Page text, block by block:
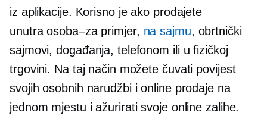
iz aplikacije. Korisno je ako prodajete
unutraosoba–zaprimjer, na sajmu, obrtnički
sajmovi, događanja, telefonom ili u fizičkoj
trgovini. Na taj način možete čuvati povijest
svojih osobnih narudžbi i online prodaje na
jednom mjestu i ažurirati svoje online zalihe.